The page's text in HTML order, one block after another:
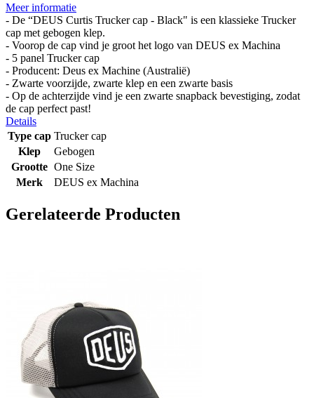
Meer informatie
- De “DEUS Curtis Trucker cap - Black" is een klassieke Trucker
cap met gebogen klep.
- Voorop de cap vind je groot het logo van DEUS ex Machina
- 5 panel Trucker cap
- Producent: Deus ex Machine (Australië)
- Zwarte voorzijde, zwarte klep en een zwarte basis
- Op de achterzijde vind je een zwarte snapback bevestiging, zodat
de cap perfect past!
Details
Type cap Trucker cap
Klep
Gebogen
Grootte One Size
Merk
DEUS ex Machina
Gerelateerde Producten